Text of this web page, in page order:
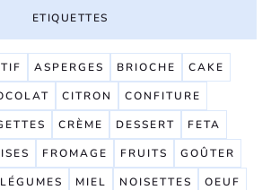
ETIQUETTES
ASPERGES BRIOCHE
CAKE
CITRON
CONFITURE
CRÈME DESSERT
FETA
FROMAGE FRUITS
GOÛTER
LÉGUMES MIEL NOISETTES
OEUF